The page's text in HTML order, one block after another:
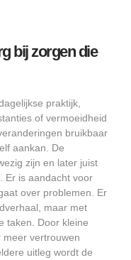
bij zorgen die
praktijk,
of vermoeidheid
bruikbaar
aankan. De
zijn en later juist
Er is aandacht voor
over problemen. Er
maar met
taken. Door kleine
vertrouwen
uitleg wordt de